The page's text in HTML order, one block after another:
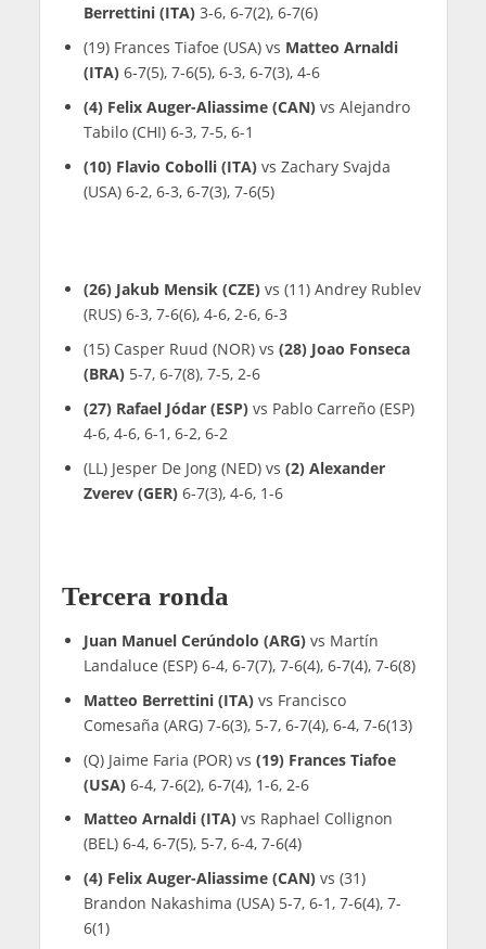
Berrettini (ITA)3-6, 6-7(2), 6-7(6)
(19) Frances Tiafoe (USA) vs Matteo Arnaldi
(ITA)6-7(5), 7-6(5), 6-3, 6-7(3), 4-6
(4) Felix Auger-Aliassime (CAN)vs Alejandro
Tabilo (CHI) 6-3, 7-5, 6-1
(10) Flavio Cobolli (ITA)vs Zachary Svajda
(USA) 6-2, 6-3, 6-7(3), 7-6(5)
(26) Jakub Mensik (CZE)vs (11) Andrey Rublev
(RUS) 6-3, 7-6(6), 4-6, 2-6, 6-3
(15) Casper Ruud (NOR) vs (28) Joao Fonseca
(BRA)5-7, 6-7(8), 7-5, 2-6
(27) Rafael Jódar (ESP)vs Pablo Carreño (ESP)
4-6, 4-6, 6-1, 6-2, 6-2
(LL) Jesper De Jong (NED) vs (2) Alexander
Zverev (GER)6-7(3), 4-6, 1-6
Tercera ronda
Juan Manuel Cerúndolo (ARG)vs Martín
Landaluce (ESP) 6-4, 6-7(7), 7-6(4), 6-7(4), 7-6(8)
Matteo Berrettini (ITA)vs Francisco
Comesaña (ARG) 7-6(3), 5-7, 6-7(4), 6-4, 7-6(13)
(Q) Jaime Faria (POR) vs (19) Frances Tiafoe
(USA)6-4, 7-6(2), 6-7(4), 1-6, 2-6
Matteo Arnaldi (ITA)vs Raphael Collignon
(BEL) 6-4, 6-7(5), 5-7, 6-4, 7-6(4)
(4) Felix Auger-Aliassime (CAN)vs (31)
Brandon Nakashima (USA) 5-7, 6-1, 7-6(4), 7-
6(1)